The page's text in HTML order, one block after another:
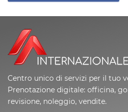
Centro unico di servizi per il tuo
Prenotazione digitale: officina,
revisione, noleggio, vendite.